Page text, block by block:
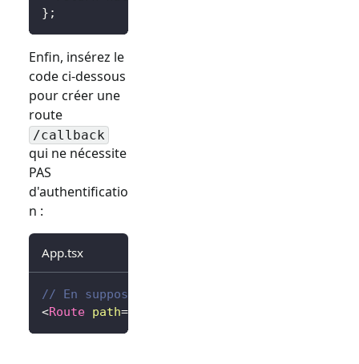
} ;
Enfin, insérez le
code ci-dessous
pour créer une
route
/callback
qui ne nécessite
PAS
d'authentificatio
n :
App.tsx
// En supposant react-router
<Route path=